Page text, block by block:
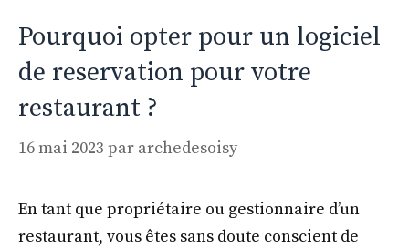
Pourquoi opter pour un logiciel
de reservation pour votre
restaurant ?
16 mai 2023 par archedesoisy
En tant que propriétaire ou gestionnaire d’un
restaurant, vous êtes sans doute conscient de